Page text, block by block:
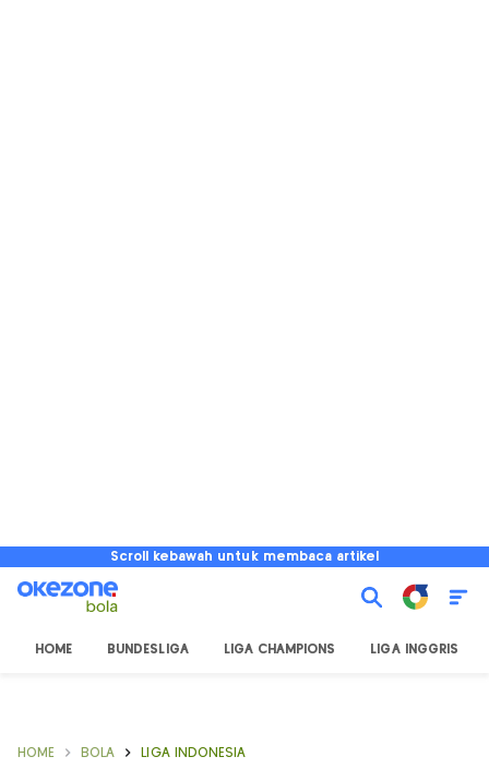
Scroll kebawah untuk membaca artikel
HOME BUNDESLIGA LIGA CHAMPIONS LIGA INGGRIS
HOME BOLA LIGA INDONESIA